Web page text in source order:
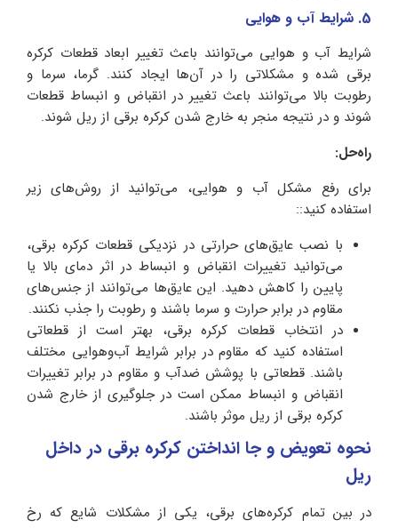
5. شرایط آب‌ و‌ هوایی
شرایط آب‌ و‌ هوایی می‌توانند باعث تغییر ابعاد قطعات کرکره
برقی شده و مشکلاتی را در آن‌ها ایجاد کنند. گرما، سرما و
رطوبت بالا می‌توانند باعث تغییر در انقباض و انبساط قطعات
شوند و در نتیجه منجر به خارج شدن کرکره برقی از ریل شوند.
راه‌حل:
برای رفع مشکل آب‌ و‌ هوایی، می‌توانید از روش‌های زیر
استفاده کنید::
با نصب عایق‌های حرارتی در نزدیکی قطعات کرکره برقی،
می‌توانید تغییرات انقباض و انبساط در اثر دمای بالا یا
پایین را کاهش دهید. این عایق‌ها می‌توانند از جنس‌های
مقاوم در برابر حرارت و سرما باشند و رطوبت را جذب نکنند.
در انتخاب قطعات کرکره برقی، بهتر است از قطعاتی
استفاده کنید که مقاوم در برابر شرایط آب‌و‌هوایی مختلف
باشند. قطعاتی با پوشش ضد‌آب و مقاوم در برابر تغییرات
انقباض و انبساط ممکن است در جلوگیری از خارج‌ شدن
کرکره برقی از ریل موثر باشند.
نحوه تعویض و جا انداختن کرکره برقی در داخل
ریل
در بین تمام کرکره‌های برقی، یکی از مشکلات شایع که رخ